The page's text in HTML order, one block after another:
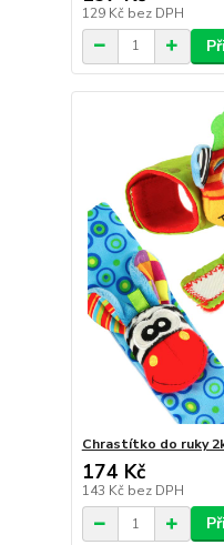
129 Kč bez DPH
Chrastítko do ruky
174 Kč
143 Kč bez DPH